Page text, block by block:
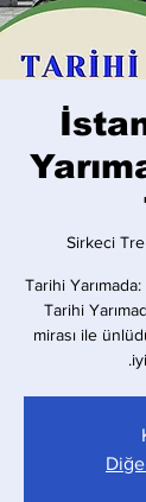
Sirkeci
Tarihi
Tarihi
mirası ile